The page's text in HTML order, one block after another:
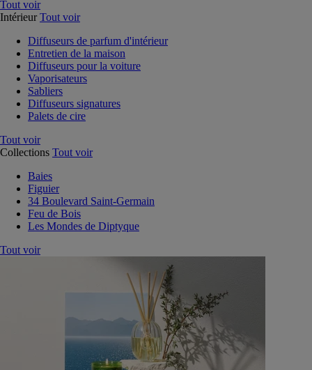
Tout voir
Intérieur Tout voir
Diffuseurs de parfum d'intérieur
Entretien de la maison
Diffuseurs pour la voiture
Vaporisateurs
Sabliers
Diffuseurs signatures
Palets de cire
Tout voir
Collections Tout voir
Baies
Figuier
34 Boulevard Saint-Germain
Feu de Bois
Les Mondes de Diptyque
Tout voir